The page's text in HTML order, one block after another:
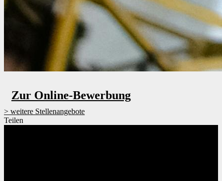
Zur Online-Bewerbung
weitere Stellenangebote
Teilen